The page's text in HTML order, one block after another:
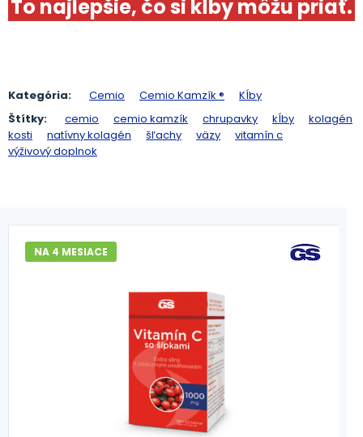
To najlepšie, čo si kĺby môžu priať.
Kategória: Cemio Cemio Kamzík ®
Kĺby
Štítky:
cemio cemio kamzík chrupavky kĺby
kolagén
kosti
natívny kolagén šľachy väzy
vitamín c
výživový doplnok
NA 4 MESIACE